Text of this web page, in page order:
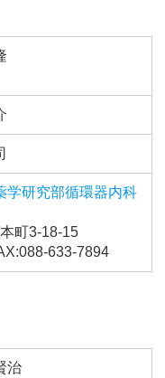
学研究部循環器内科
町3-18-15
633-7894
治